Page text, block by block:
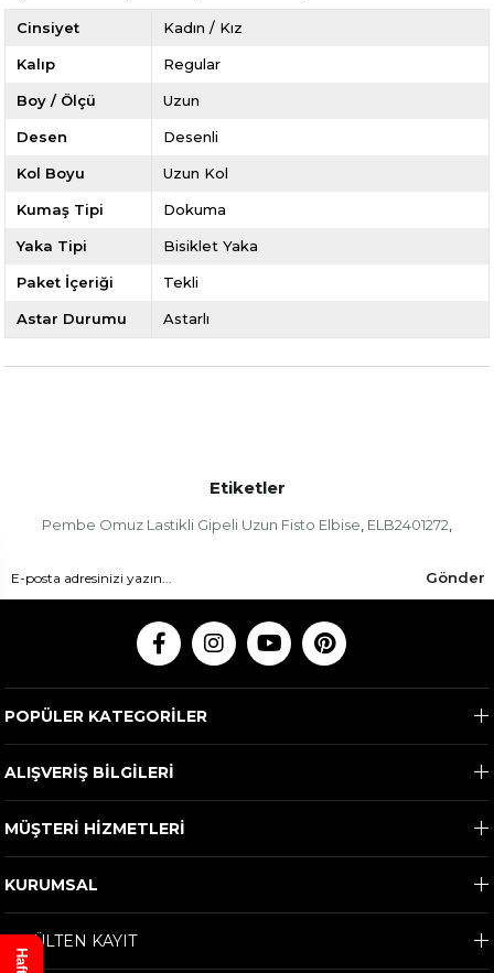
Cinsiyet Kadın / Kız
Kalıp Regular
Boy / Ölçü Uzun
Desen Desenli
Kol Boyu Uzun Kol
Kumaş Tipi Dokuma
Yaka Tipi Bisiklet Yaka
Paket İçeriği Tekli
Astar Durumu Astarlı
Etiketler
Pembe Omuz Lastikli Gipeli Uzun Fisto Elbise, ELB2401272,
Gönder
POPÜLER KATEGORİLER
ALIŞVERİŞ BİLGİLERİ
MÜŞTERİ HİZMETLERİ
KURUMSAL
E-BÜLTEN KAYIT